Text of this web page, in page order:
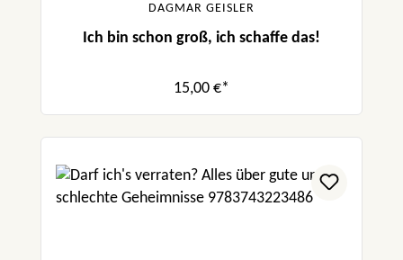
DAGMAR GEISLER
Ich bin schon groß, ich schaffe das!
15,00 €*